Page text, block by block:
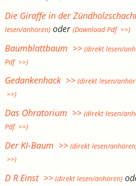
Die Giraffe in der
lesen/anhören) oder(Download Pdf >>)
Baumblattbaum >> (direkt lesen/
Pdf >>)
Gedankenhack >> (direkt lesen/
>>)
Das Ohratorium >> (direkt lesen/
Pdf >>)
Der KI-Baum >> (direkt lesen/
>>)
D R Einst >> (direkt lesen/anhören)